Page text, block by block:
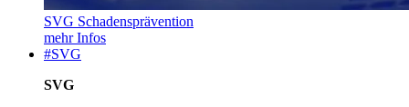
SVG Schadensprävention
mehr Infos
#SVG
SVG